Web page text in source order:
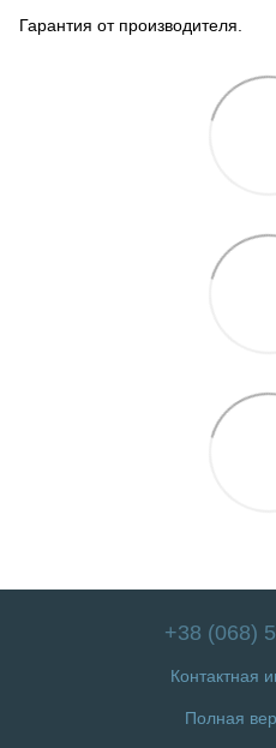
Гарантия от производителя.
+38 (068)
Контактная
Полная